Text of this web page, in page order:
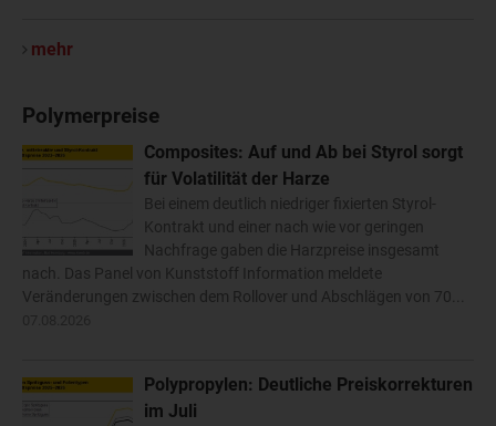
mehr
Polymerpreise
Composites: Auf und Ab bei Styrol sorgt
für Volatilität der Harze
Bei einem deutlich niedriger fixierten Styrol-
Kontrakt und einer nach wie vor geringen
Nachfrage gaben die Harzpreise insgesamt
nach. Das Panel von Kunststoff Information meldete
Veränderungen zwischen dem Rollover und Abschlägen von 70...
Polypropylen: Deutliche Preiskorrekturen
im Juli